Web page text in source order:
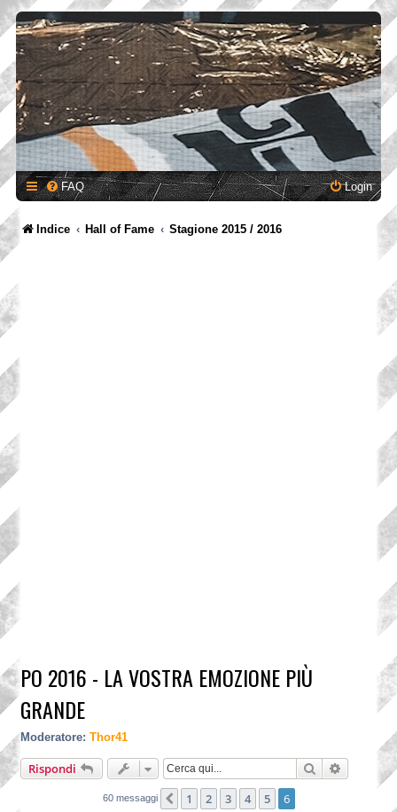
FAQ Login
Indice Hall of Fame Stagione 2015 / 2016
PO 2016 - LA VOSTRA EMOZIONE PIÙ
GRANDE
Moderatore: Thor41
Rispondi Cerca Ricerca
60 messaggi Precedente
1 2 3 4 5 6